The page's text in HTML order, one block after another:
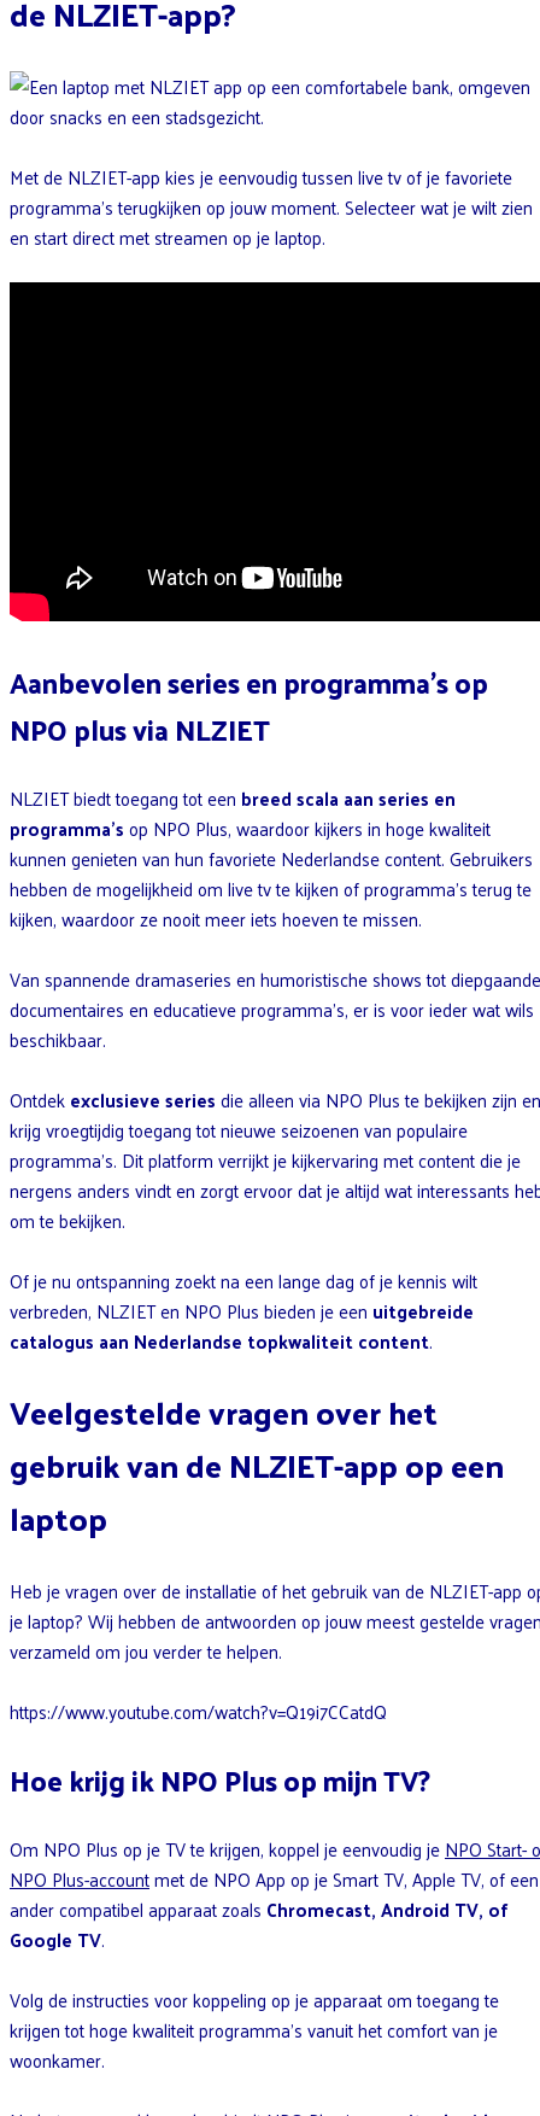
de NLZIET-app?
Met de NLZIET-app kies je eenvoudig tussen live tv of je favoriete
programma’s terugkijken op jouw moment. Selecteer wat je wilt zien
en start direct met streamen op je laptop.
Aanbevolen series en programma’s op
NPO plus via NLZIET
NLZIET biedt toegang tot een breed scala aan series en
programma’sop NPO Plus, waardoor kijkers in hoge kwaliteit
kunnen genieten van hun favoriete Nederlandse content. Gebruikers
hebben de mogelijkheid om live tv te kijken of programma’s terug te
kijken, waardoor ze nooit meer iets hoeven te missen.
Van spannende dramaseries en humoristische shows tot diepgaande
documentaires en educatieve programma’s, er is voor ieder wat wils
beschikbaar.
Ontdekexclusieve seriesdie alleen via NPO Plus te bekijken zijn en
krijg vroegtijdig toegang tot nieuwe seizoenen van populaire
programma’s. Dit platform verrijkt je kijkervaring met content die je
nergens anders vindt en zorgt ervoor dat je altijd wat interessants
om te bekijken.
Of je nu ontspanning zoekt na een lange dag of je kennis wilt
verbreden, NLZIET en NPO Plus bieden je een uitgebreide
catalogus aan Nederlandse topkwaliteit content.
Veelgestelde vragen over het
gebruik van de NLZIET-app op een
laptop
Heb je vragen over de installatie of het gebruik van de NLZIET-app
je laptop? Wij hebben de antwoorden op jouw meest gestelde
verzameld om jou verder te helpen.
https://www.youtube.com/watch?v=Q19i7CCatdQ
Hoe krijg ik NPO Plus op mijn TV?
Om NPO Plus op je TV te krijgen, koppel je eenvoudig jeNPO Start-
NPO Plus-accountmet de NPO App op je Smart TV, Apple TV, of een
ander compatibel apparaat zoals Chromecast, Android TV, of
Google TV.
Volg de instructies voor koppeling op je apparaat om toegang te
krijgen tot hoge kwaliteit programma’s vanuit het comfort van je
woonkamer.